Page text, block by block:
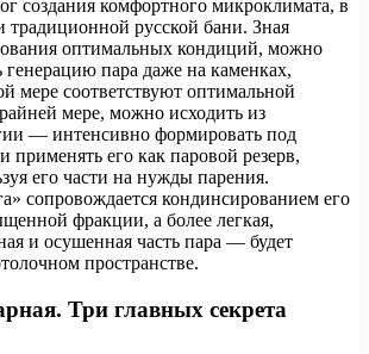
создания комфортного микроклимата, в
русской бани. Зная
оптимальных кондиций, можно
генерацию пара даже на каменках,
мере соответствуют оптимальной
мере, можно исходить из
— интенсивно формировать под
применять его как паровой резерв,
его части на нужды парения.
сопровождается кондинсированием его
фракции, а более легкая,
и осушенная часть пара — будет
пространстве.
Три главных секрета